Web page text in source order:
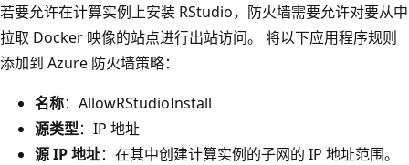
若要允许在计算实例上安装 RStudio，防火墙需要允许对要从中
拉取 Docker 映像的站点进行出站访问。 将以下应用程序规则
添加到 Azure 防火墙策略：
名称：AllowRStudioInstall
源类型：IP 地址
源 IP 地址：在其中创建计算实例的子网的 IP 地址范围。